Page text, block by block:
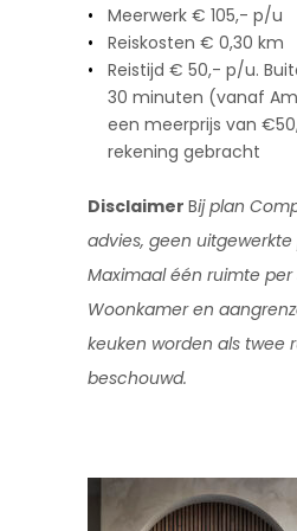
Meerwerk € 105,- p/u
Reiskosten € 0,30 km
Reistijd € 50,- p/u.
30 minuten (vanaf
een meerprijs van
rekening gebracht
Disclaimer Bij plan
advies, geen uitgewerkte
Maximaal één ruimte per
Woonkamer en
keuken worden als twee
beschouwd.